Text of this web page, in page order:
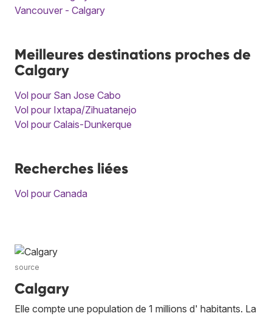
Vancouver - Calgary
Meilleures destinations proches de
Calgary
Vol pour San Jose Cabo
Vol pour Ixtapa/Zihuatanejo
Vol pour Calais-Dunkerque
Recherches liées
Vol pour Canada
source
Calgary
Elle compte une population de 1 millions d' habitants. La